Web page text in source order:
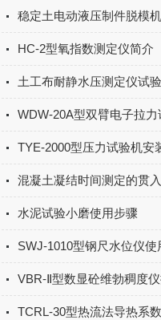
稳定土电动液压制件脱模机
HC-2型氧指数测定仪简介
土工布耐静水压测定仪试
WDW-20A型双臂电子拉力
TYE-2000型压力试验机安
混凝土凝结时间测定的贯
水泥试验小磨使用步骤
SWJ-1010型钢尺水位仪使
VBR-Ⅱ型数显砼维勃稠度仪
TCRL-30型热流法导热系